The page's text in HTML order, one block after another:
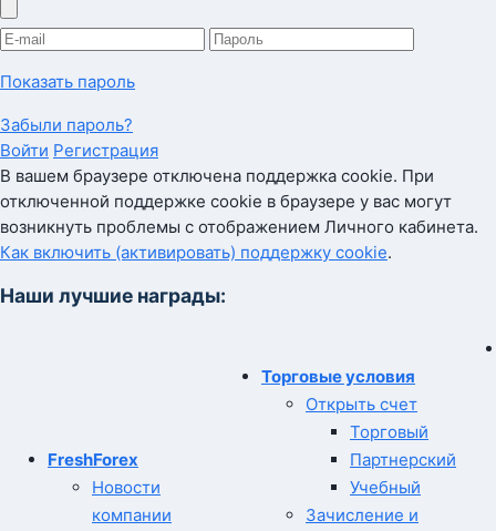
Показать пароль
Забыли пароль?
Войти Регистрация
В вашем браузере отключена поддержка cookie. При
отключенной поддержке cookie в браузере у вас могут
возникнуть проблемы с отображением Личного кабинета.
Как включить (активировать) поддержку cookie.
Наши лучшие награды:
FreshForex
Новости
компании
Торговые условия
Открыть счет
Торговый
Партнерский
Учебный
Зачисление и